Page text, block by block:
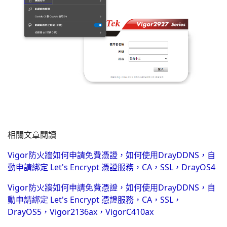
相關文章閱讀
Vigor防火牆如何申請免費憑證，如何使用DrayDDNS，自
動申請綁定 Let's Encrypt 憑證服務，CA，SSL，DrayOS4
Vigor防火牆如何申請免費憑證，如何使用DrayDDNS，自
動申請綁定 Let's Encrypt 憑證服務，CA，SSL，
DrayOS5，Vigor2136ax，VigorC410ax